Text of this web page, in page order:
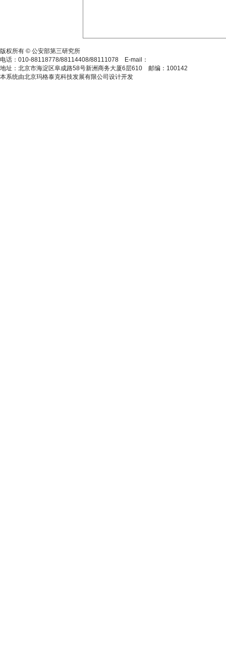
版权所有 © 公安部第三研究所
电话：010-88118778/88114408/88111078 E-mail：
地址：北京市海淀区阜成路58号新洲商务大厦6层610 邮编：100142
本系统由北京玛格泰克科技发展有限公司设计开发